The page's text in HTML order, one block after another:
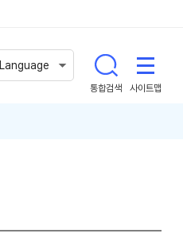
Language
통합검색 사이트맵